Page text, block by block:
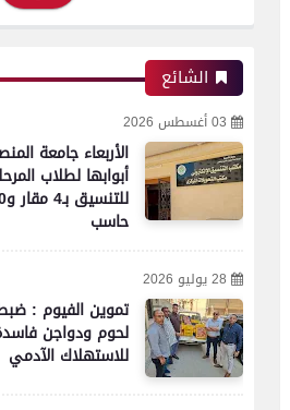
الشائع
03 أغسطس 2026
الأربعاء جامعة
أبوابها لطلاب
حاسب
28 يوليو 2026
لحوم ودواجن
للاستهلاك الآدميمحافظات